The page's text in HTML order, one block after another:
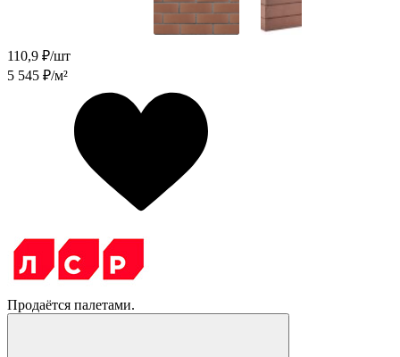
110,9 ₽/шт
5 545 ₽/м²
Продаётся палетами.